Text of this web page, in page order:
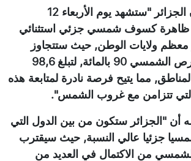
وأوضح المركز أن الجزائر "ستشهد يوم الأربعاء 12
2026, ظاهرة كسوف شمسي جزئي استثنائي
معظم ولايات الوطن, حيث ستتجاوز
نسبة احتجاب القرص الشمسي 90 بالمائة, لتبلغ 98,6
مما يتيح فرصة نادرة لمتابعة هذه
التي تتزامن مع غروب الشمس".
أن "الجزائر ستكون من بين الدول التي
جزئيا عالي النسبة, حيث سيقترب
من الاكتمال في العديد من